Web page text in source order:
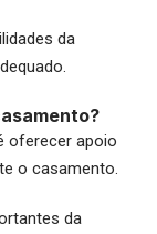
da
oferecer apoio
o casamento.
da